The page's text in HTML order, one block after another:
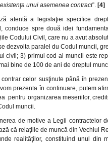
unui asemenea contract”. [4]
atentă a legislaţiei specifice
conduce spre două idei
Codului Civil, care nu a avut
dezvolta paralel du Codul muncii,
civil; 3) primul cod al muncii este
bine de 100 de ani de dreptul
contrar celor susţinute până în
prezenta în continuare, putem
pentru organizarea meseriilor,
muncii.
de motive a Legii contractelor
că relaţiile de muncă din Vechiul
realităţilor, constituind unul